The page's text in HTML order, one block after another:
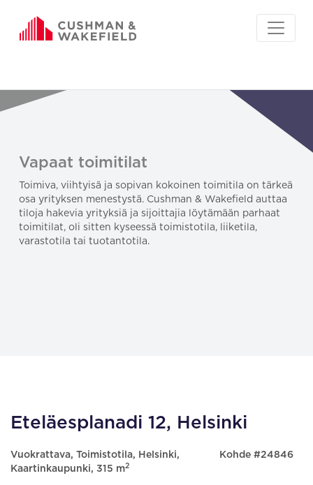
Vapaat toimitilat
Toimiva, viihtyisä ja sopivan kokoinen toimitila on tärkeä
osa yrityksen menestystä. Cushman & Wakefield auttaa
tiloja hakevia yrityksiä ja sijoittajia löytämään parhaat
toimitilat, oli sitten kyseessä toimistotila, liiketila,
varastotila tai tuotantotila.
Eteläesplanadi 12, Helsinki
Vuokrattava, Toimistotila, Helsinki,
Kaartinkaupunki, 315 m2
Kohde #24846